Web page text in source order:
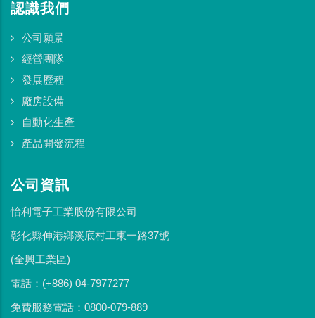
認識我們
公司願景
經營團隊
發展歷程
廠房設備
自動化生產
產品開發流程
公司資訊
怡利電子工業股份有限公司
彰化縣伸港鄉溪底村工東一路37號
(全興工業區)
電話：(+886) 04-7977277
免費服務電話：0800-079-889